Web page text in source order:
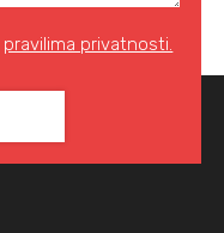
pravilima privatnosti.